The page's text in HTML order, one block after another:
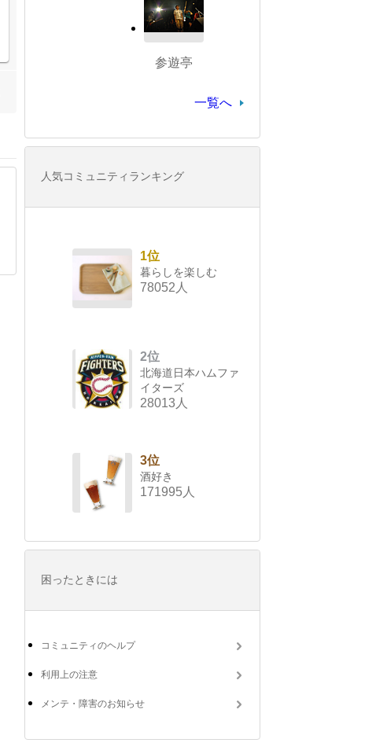
参遊亭
一覧へ
人気コミュニティランキング
1位
暮らしを楽しむ
78052人
2位
北海道日本ハムファ
イターズ
28013人
3位
酒好き
171995人
困ったときには
コミュニティのヘルプ
利用上の注意
メンテ・障害のお知らせ